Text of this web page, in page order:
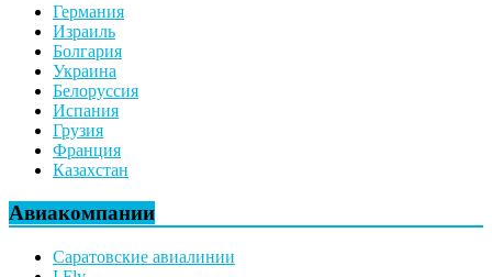
Германия
Израиль
Болгария
Украина
Белоруссия
Испания
Грузия
Франция
Казахстан
Авиакомпании
Саратовские авиалинии